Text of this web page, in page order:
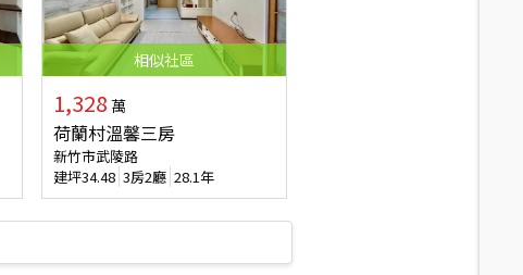
相似社區
1,328 萬
荷蘭村溫馨三房
新竹市武陵路
建坪34.48 3房2廳 28.1年